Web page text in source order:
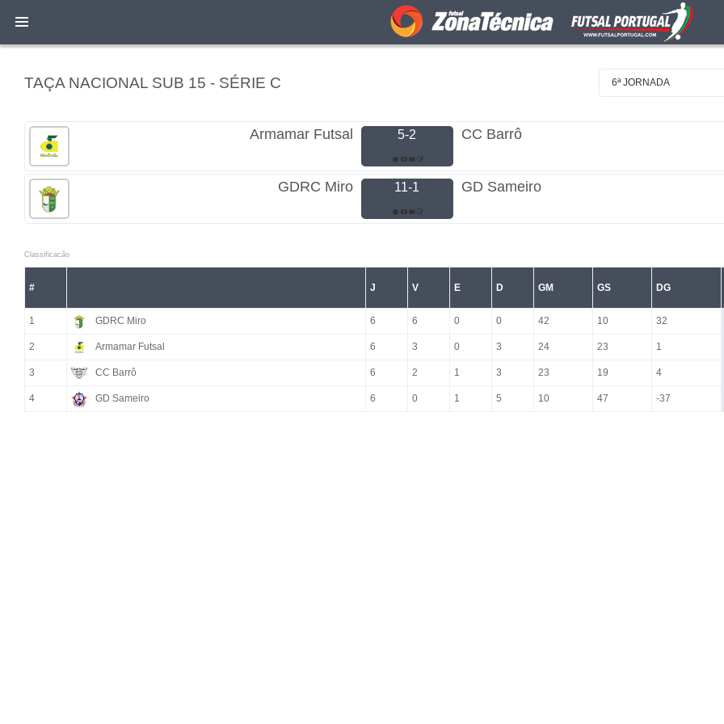
TAÇA NACIONAL SUB 15 - SÉRIE C 6ª JORNADA
Armamar Futsal 5-2 CC Barrô
GDRC Miro 11-1 GD Sameiro
Classificacão
# J V E D GM GS DG
1 GDRC Miro 6 6 0 0 42 10 32
2 Armamar Futsal 6 3 0 3 24 23 1
3 CC Barrô 6 2 1 3 23 19 4
4 GD Sameiro 6 0 1 5 10 47 -37